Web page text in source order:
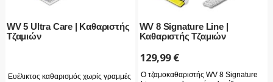
WV 5 Ultra Care | Καθαριστής
Τζαμιών
Ευέλικτος καθαρισμός χωρίς γραμμές
WV 8 Signature Line |
Καθαριστής Τζαμιών
129,99€
Ο τζαμοκαθαριστής WV 8 Signature